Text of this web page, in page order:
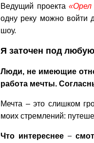
Ведущий проекта«Орел
одну реку можно войти
шоу.
Я заточен под
Люди, не имеющие
работа мечты.
Мечта – это слишком
моих стремлений:
Что интереснее –